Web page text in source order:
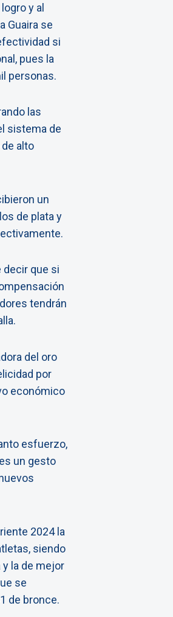
y al
Guaira se
si
pues la
personas.
las
sistema de
alto
un
de plata y
decir que si
tendrán
del oro
por
económico
esfuerzo,
un gesto
2024 la
siendo
la de mejor
se
de bronce.